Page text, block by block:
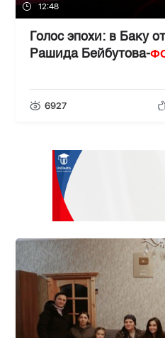
12:48
Голос эпохи: в Баку
Рашида Бейбутова-
6927